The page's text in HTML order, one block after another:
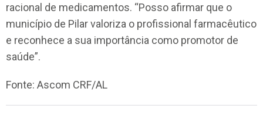
racional de medicamentos. “Posso afirmar que o
município de Pilar valoriza o profissional farmacêutico
e reconhece a sua importância como promotor de
saúde”.
Fonte: Ascom CRF/AL